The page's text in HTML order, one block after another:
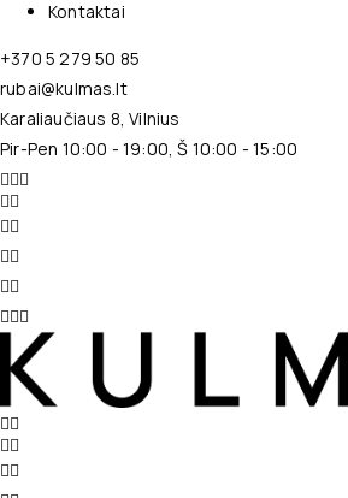
Kontaktai
+370 5 279 50 85
rubai@kulmas.lt
Karaliaučiaus 8, Vilnius
Pir-Pen 10:00 - 19:00, Š 10:00 - 15:00